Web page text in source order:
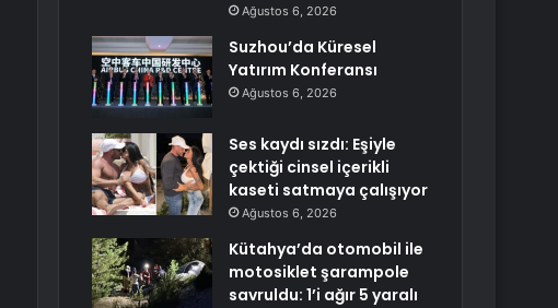
Ağustos 6, 2026
Suzhou’da Küresel
Yatırım Konferansı
Ağustos 6, 2026
Ses kaydı sızdı: Eşiyle
çektiği cinsel içerikli
kaseti satmaya çalışıyor
Ağustos 6, 2026
Kütahya’da otomobil ile
motosiklet şarampole
savruldu: 1’i ağır 5 yaralı